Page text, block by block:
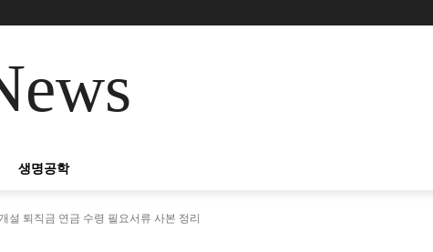
생명공학
설 퇴직금 연금 수령 필요서류 사본 정리